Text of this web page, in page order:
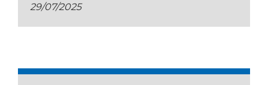
29/07/2025